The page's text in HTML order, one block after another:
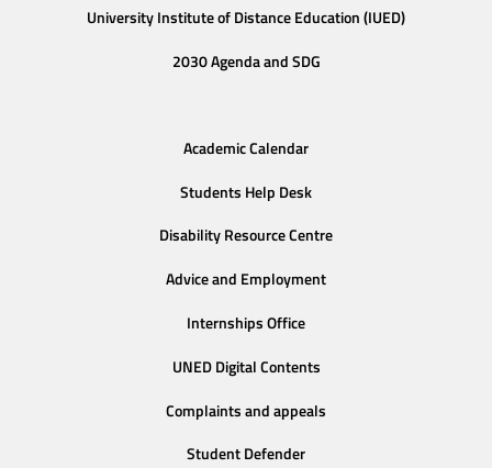
University Institute of Distance Education (IUED)
2030 Agenda and SDG
Academic Calendar
Students Help Desk
Disability Resource Centre
Advice and Employment
Internships Office
UNED Digital Contents
Complaints and appeals
Student Defender